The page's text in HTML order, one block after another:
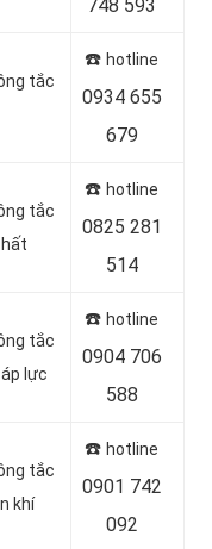
748 593
tắc
☎️ hotline
0934 655
679
tắc
☎️ hotline
0825 281
514
tắc
lực
☎️ hotline
0904 706
588
tắc
khí
☎️ hotline
0901 742
092